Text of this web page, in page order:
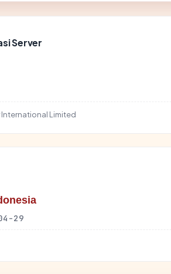
Server
Limited
29